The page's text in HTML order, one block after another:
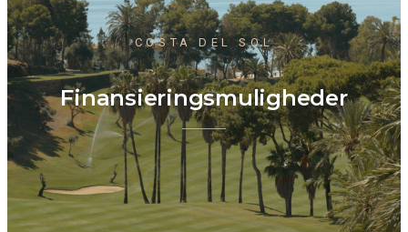
COSTA DEL SOL
Finansieringsmuligheder